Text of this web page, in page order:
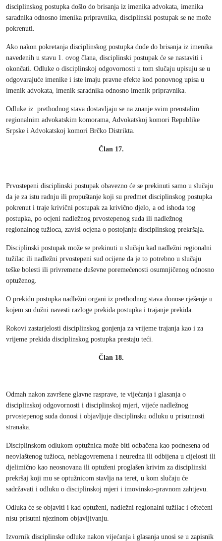
disciplinskog postupka došlo do brisanja iz imenika advokata, imenika
saradnika odnosno imenika pripravnika, disciplinski postupak se ne može
pokrenuti.
Ako nakon pokretanja disciplinskog postupka dođe do brisanja iz imenika
navedenih u stavu 1. ovog člana, disciplinski postupak će se nastaviti i
okončati. Odluke o disciplinskoj odgovornosti u tom slučaju upisuju se u
odgovarajuće imenike i iste imaju pravne efekte kod ponovnog upisa u
imenik advokata, imenik saradnika odnosno imenik pripravnika.
Odluke iz prethodnog stava dostavljaju se na znanje svim preostalim
regionalnim advokatskim komorama, Advokatskoj komori Republike
Srpske i Advokatskoj komori Brčko Distrikta.
Član 17.
Prvostepeni disciplinski postupak obavezno će se prekinuti samo u slučaju
da je za istu radnju ili propuštanje koji su predmet disciplinskog postupka
pokrenut i traje krivični postupak za krivično djelo, a od ishoda tog
postupka, po ocjeni nadležnog prvostepenog suda ili nadležnog
regionalnog tužioca, zavisi ocjena o postojanju disciplinskog prekršaja.
Disciplinski postupak može se prekinuti u slučaju kad nadležni regionalni
tužilac ili nadležni prvostepeni sud ocijene da je to potrebno u slučaju
teške bolesti ili privremene duševne poremećenosti osumnjičenog odnosno
optuženog.
O prekidu postupka nadležni organi iz prethodnog stava donose rješenje u
kojem su dužni navesti razloge prekida postupka i trajanje prekida.
Rokovi zastarjelosti disciplinskog gonjenja za vrijeme trajanja kao i za
vrijeme prekida disciplinskog postupka prestaju teći.
Član 18.
Odmah nakon završene glavne rasprave, te vijećanja i glasanja o
disciplinskoj odgovornosti i disciplinskoj mjeri, vijeće nadležnog
prvostepenog suda donosi i objavljuje disciplinsku odluku u prisutnosti
stranaka.
Disciplinskom odlukom optužnica može biti odbačena kao podnesena od
neovlaštenog tužioca, neblagovremena i neuredna ili odbijena u cijelosti ili
djelimično kao neosnovana ili optuženi proglašen krivim za disciplinski
prekršaj koji mu se optužnicom stavlja na teret, u kom slučaju će
sadržavati i odluku o disciplinskoj mjeri i imovinsko-pravnom zahtjevu.
Odluka će se objaviti i kad optuženi, nadležni regionalni tužilac i oštećeni
nisu prisutni njezinom objavljivanju.
Izvornik disciplinske odluke nakon vijećanja i glasanja unosi se u zapisnik